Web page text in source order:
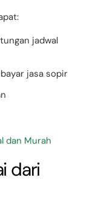
jadwal
jasa sopir
dan Murah
dari